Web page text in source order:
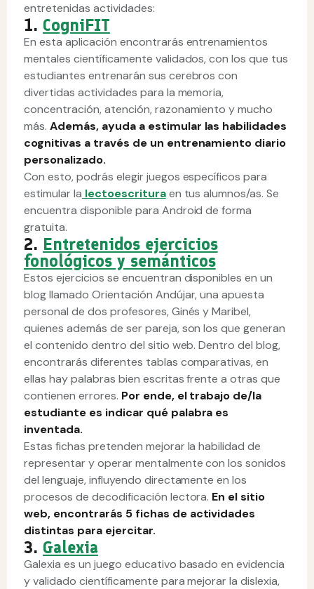
entretenidas actividades:
1. CogniFIT
En esta aplicación encontrarás entrenamientos
mentales científicamente validados, con los que tus
estudiantes entrenarán sus cerebros con
divertidas actividades para la memoria,
concentración, atención, razonamiento y mucho
más. Además, ayuda a estimular las habilidades
cognitivas a través de un entrenamiento diario
personalizado.
Con esto, podrás elegir juegos específicos para
estimular la lectoescrituraen tus alumnos/as. Se
encuentra disponible para Android de forma
gratuita.
2. Entretenidos ejercicios
fonológicos y semánticos
Estos ejercicios se encuentran disponibles en un
blog llamado Orientación Andújar, una apuesta
personal de dos profesores, Ginés y Maribel,
quienes además de ser pareja, son los que generan
el contenido dentro del sitio web. Dentro del blog,
encontrarás diferentes tablas comparativas, en
ellas hay palabras bien escritas frente a otras que
contienen errores. Por ende, el trabajo de/la
estudiante es indicar qué palabra es
inventada.
Estas fichas pretenden mejorar la habilidad de
representar y operar mentalmente con los sonidos
del lenguaje, influyendo directamente en los
procesos de decodificación lectora. En el sitio
web, encontrarás 5 fichas de actividades
distintas para ejercitar.
3. Galexia
Galexia es un juego educativo basado en evidencia
y validado científicamente para mejorar la dislexia,